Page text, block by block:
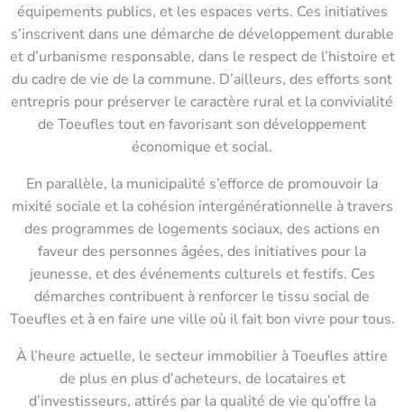
équipements publics, et les espaces verts. Ces initiatives
s’inscrivent dans une démarche de développement durable
et d’urbanisme responsable, dans le respect de l’histoire et
du cadre de vie de la commune. D’ailleurs, des efforts sont
entrepris pour préserver le caractère rural et la convivialité
de Toeufles tout en favorisant son développement
économique et social.
En parallèle, la municipalité s’efforce de promouvoir la
mixité sociale et la cohésion intergénérationnelle à travers
des programmes de logements sociaux, des actions en
faveur des personnes âgées, des initiatives pour la
jeunesse, et des événements culturels et festifs. Ces
démarches contribuent à renforcer le tissu social de
Toeufles et à en faire une ville où il fait bon vivre pour tous.
À l’heure actuelle, le secteur immobilier à Toeufles attire
de plus en plus d’acheteurs, de locataires et
d’investisseurs, attirés par la qualité de vie qu’offre la